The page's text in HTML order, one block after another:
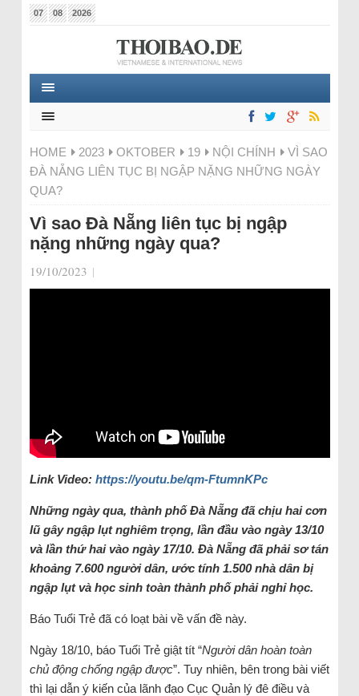
07 08 2026
HOME 2023 OKTOBER 19 NỘI CHÍNH
VÌ SAO
ĐÀ NẴNG LIÊN TỤC BỊ NGẬP NẶNG NHỮNG NGÀY
QUA?
Vì sao Đà Nẵng liên tục bị ngập
nặng những ngày qua?
19/10/2023 |
Link Video: https://youtu.be/qm-FtumnKPc
Những ngày qua, thành phố Đà Nẵng đã chịu hai cơn
lũ gây ngập lụt nghiêm trọng, lần đầu vào ngày 13/10
và lần thứ hai vào ngày 17/10. Đà Nẵng đã phải sơ tán
khoảng 7.600 người dân, ước tính 1.500 nhà dân bị
ngập lụt và học sinh toàn thành phố phải nghỉ học.
Báo Tuổi Trẻ đã có loạt bài về vấn đề này.
Ngày 18/10, báo Tuổi Trẻ giật tít “Người dân hoàn toàn
chủ động chống ngập được”. Tuy nhiên, bên trong bài viết
thì lại dẫn ý kiến của lãnh đạo Cục Quản lý đê điều và